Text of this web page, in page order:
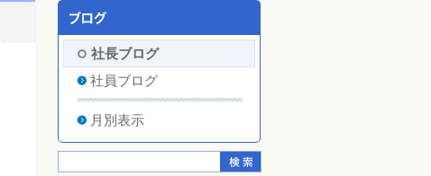
社長ブログ
社員ブログ
月別表示